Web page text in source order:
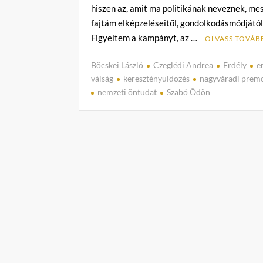
hiszen az, amit ma politikának neveznek,
fajtám elképzeléseitől,
Figyeltem a kampányt, az …
OLVASS
Böcskei László Czeglédi Andrea Erdély
válság
keresztényüldözés
nagyváradi
nemzeti öntudat
Szabó Ödön